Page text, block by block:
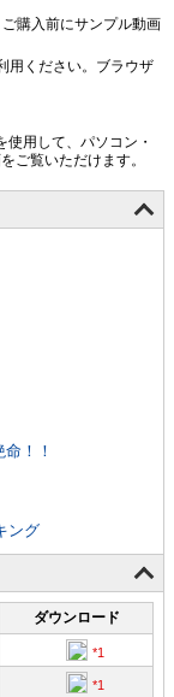
購入前にサンプル動画
用ください。ブラウザ
用して、パソコン・
ご覧いただけます。
！！
ング
ダウンロード